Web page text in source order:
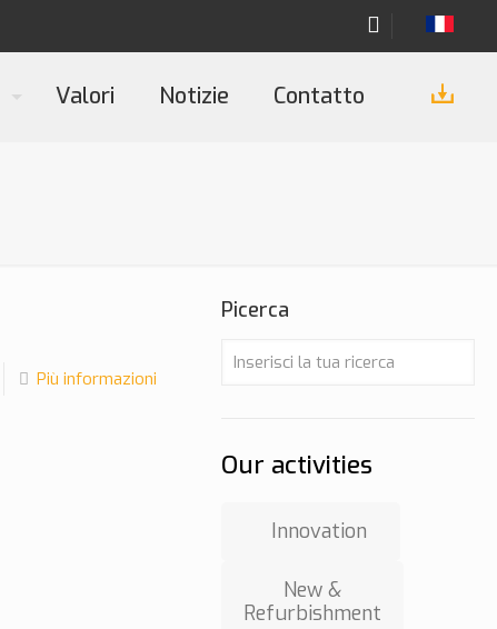
Valori Notizie Contatto
Più informazioni
Picerca
Our activities
Innovation
New &
Refurbishment